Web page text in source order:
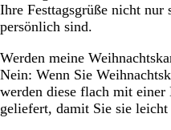
Ihre Festtagsgrüße nicht
persönlich sind.
Werden meine
Nein: Wenn Sie
werden diese flach mit
geliefert, damit Sie sie